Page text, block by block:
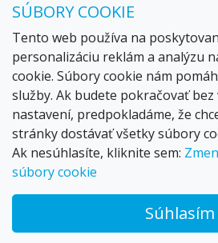
Email:
Telefón: 02 529 279 17,
IČO :
ID-DPH:
OR SRBratislava I. odd.:
SÚBORY COOKIE
Tento web používa na
personalizáciu reklám a analýzu
cookie. Súbory cookie nám
služby. Ak budete pokračovať
nastavení, predpokladáme, že
stránky dostávať všetky súbory
Ak nesúhlasíte, kliknite sem:
súbory cookie
Súhlasím